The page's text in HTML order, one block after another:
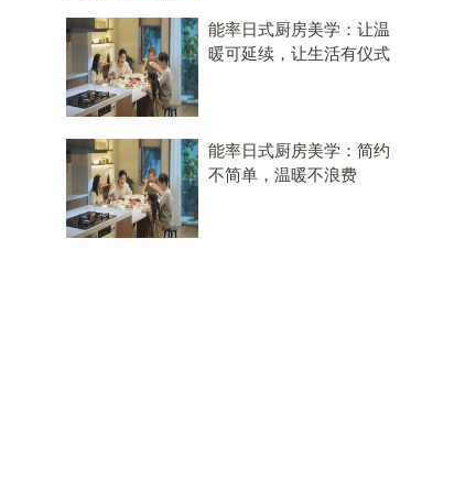
能率日式厨房美学：让温
暖可延续，让生活有仪式
能率日式厨房美学：简约
不简单，温暖不浪费